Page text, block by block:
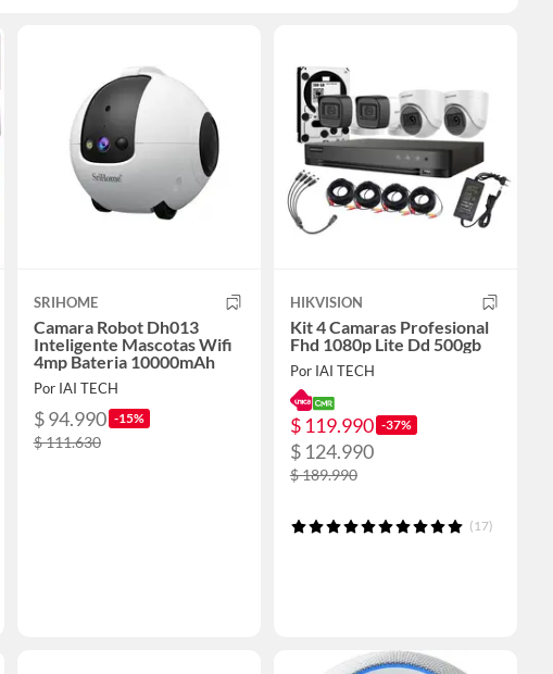
SRIHOME
Camara Robot Dh013
Inteligente Mascotas Wifi
4mp Bateria 10000mAh
Por IAI TECH
$ 94.990 -15%
$ 111.630
HIKVISION
Kit 4 Camaras Profesional
Fhd 1080p Lite Dd 500gb
Por IAI TECH
$ 119.990 -37%
$ 124.990
$ 189.990
(17)